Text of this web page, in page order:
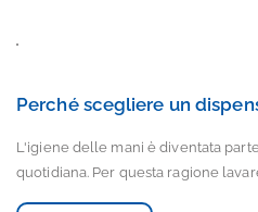
Perché scegliere un
L'igiene delle mani è diventata
quotidiana. Per questa ragione